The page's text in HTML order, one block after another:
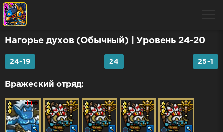
Нагорье духов (Обычный) | Уровень 24-20
24-19 24 25-1
Вражеский отряд: